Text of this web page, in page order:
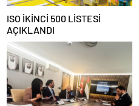
ISO İKİNCİ 500 LİSTESİ
AÇIKLANDI